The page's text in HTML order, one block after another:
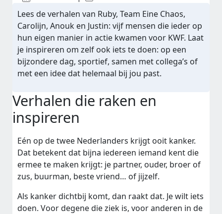
Lees de verhalen van Ruby, Team Eine Chaos,
Carolijn, Anouk en Justin: vijf mensen die ieder op
hun eigen manier in actie kwamen voor KWF. Laat
je inspireren om zelf ook iets te doen: op een
bijzondere dag, sportief, samen met collega’s of
met een idee dat helemaal bij jou past.
Verhalen die raken en
inspireren
Eén op de twee Nederlanders krijgt ooit kanker.
Dat betekent dat bijna iedereen iemand kent die
ermee te maken krijgt: je partner, ouder, broer of
zus, buurman, beste vriend… of jijzelf.
Als kanker dichtbij komt, dan raakt dat. Je wilt iets
doen. Voor degene die ziek is, voor anderen in de